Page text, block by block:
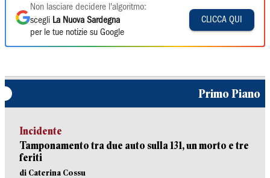
Non lasciare decidere l'algoritmo:
scegli La Nuova Sardegna
per le tue notizie su Google
CLICCA QUI
Primo Piano
Incidente
Tamponamento tra due auto sulla 131, un morto e tre
feriti
di Caterina Cossu